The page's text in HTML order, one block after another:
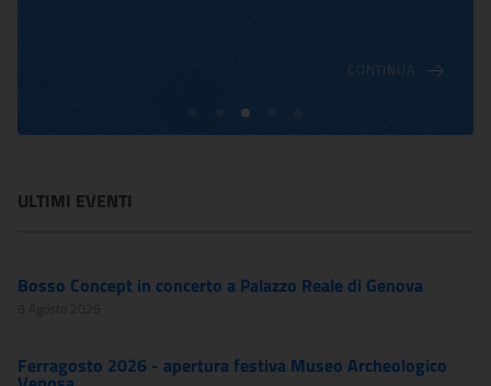
CONTINUA
ULTIMI EVENTI
Bosso Concept in concerto a Palazzo Reale di Genova
8 Agosto 2026
Ferragosto 2026 - apertura festiva Museo Archeologico